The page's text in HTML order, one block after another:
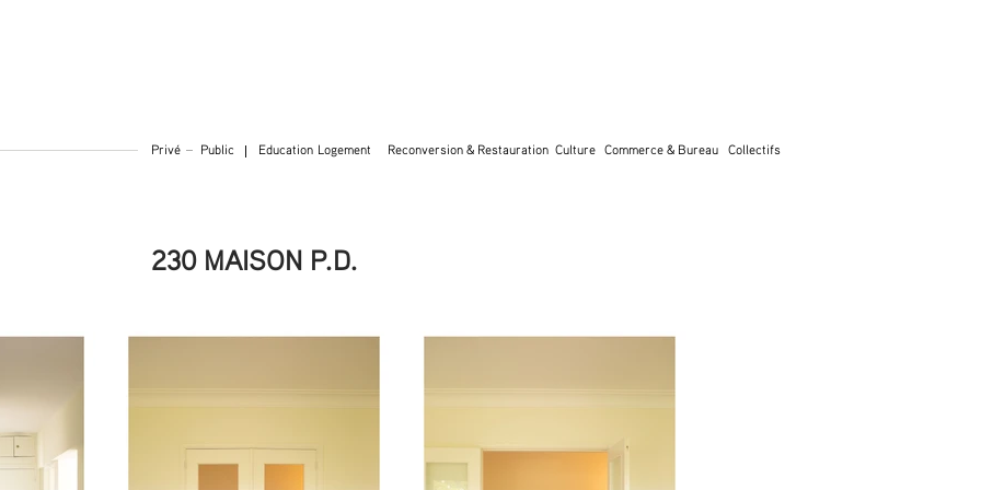
Privé Public Education Logement Reconversion & Restauration Culture Commerce & Bureau Collectifs
230 MAISON P.D.